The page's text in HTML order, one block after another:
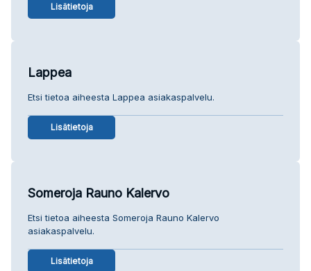
Lisätietoja
Lappea
Etsi tietoa aiheesta Lappea asiakaspalvelu.
Lisätietoja
Someroja Rauno Kalervo
Etsi tietoa aiheesta Someroja Rauno Kalervo
asiakaspalvelu.
Lisätietoja